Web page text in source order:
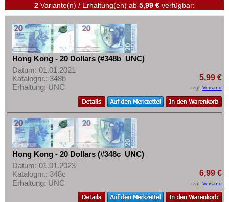
Katar
Katar und Dubai
Kirgisistan
Korea (alt)
Kuwait
Laos
Macao
Malaya
Malaya & Britisch Borneo
Malaysia
Malediven
Informationen
Preislisten
Ankauf
Erhaltungsgrade
Gratisbanknoten
Mehr über...
Zahlungsbedingungen
Privatsphäre und Datenschutz
Widerrufsbelehrung
Liefer- und Versandkosten
2 Variante(n) / Erhaltung(en) ab 5,99 € verfügbar:
Hong Kong - 20 Dollars (#348b_UNC)
Datum: 01.01.2021
Katalognr.: 348b
Erhaltung: UNC
5,99 €
zzgl. Versand
Hong Kong - 20 Dollars (#348c_UNC)
Datum: 01.01.2023
Katalognr.: 348c
Erhaltung: UNC
6,99 €
zzgl. Versand